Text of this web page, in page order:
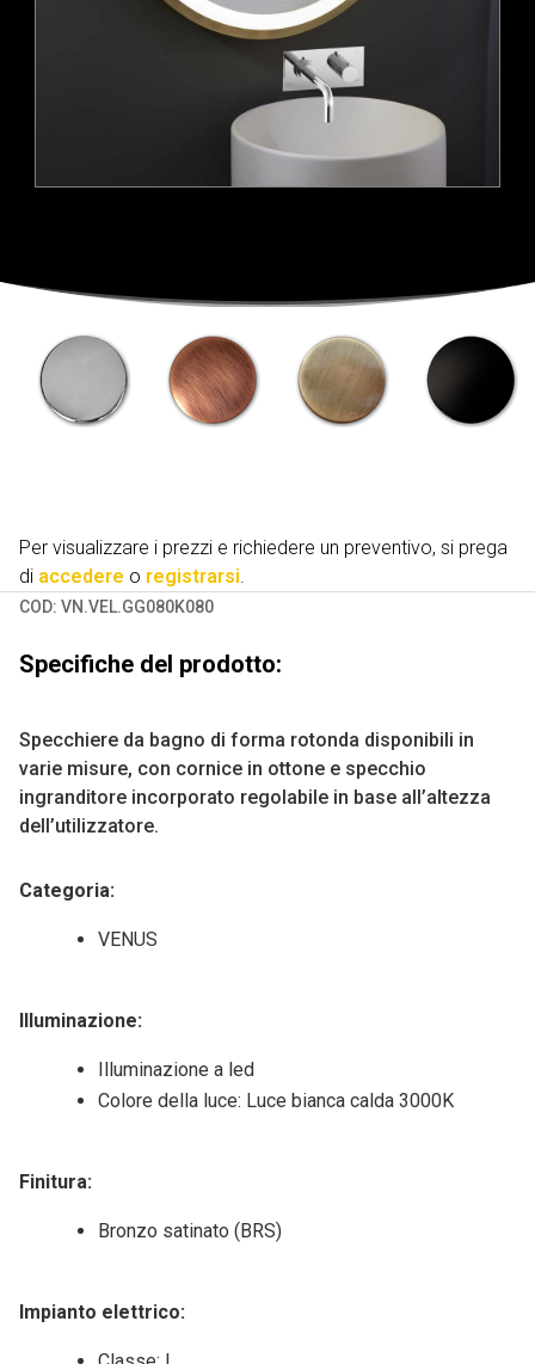
Per visualizzare i prezzi e richiedere un preventivo, si prega
di accedere o registrarsi
COD: VN.VEL.GG080K080
Specifiche del prodotto:
Specchiere da bagno di forma rotonda disponibili in
varie misure, con cornice in ottone e specchio
ingranditore incorporato regolabile in base all’altezza
dell’utilizzatore.
Categoria:
VENUS
Illuminazione:
Illuminazione a led
Colore della luce: Luce bianca calda 3000K
Finitura:
Bronzo satinato (BRS)
Impianto elettrico: